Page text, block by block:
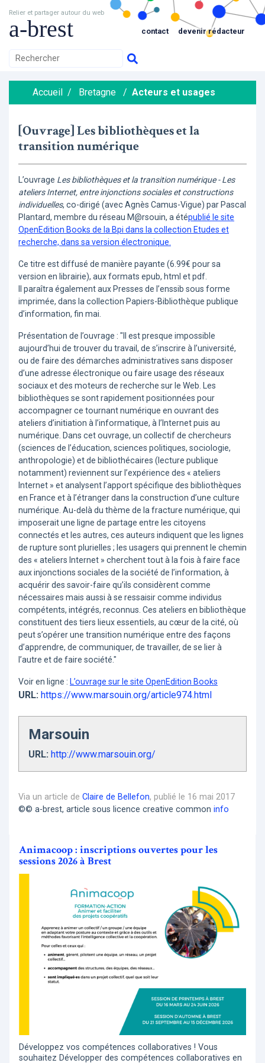
Relier et partager autour du web
a-brest contact devenir rédacteur
Accueil / Bretagne / Acteurs et usages
[Ouvrage] Les bibliothèques et la
transition numérique
L’ouvrage Les bibliothèques et la transition numérique - Les
ateliers Internet, entre injonctions sociales et constructions
individuelles, co-dirigé (avec Agnès Camus-Vigue) par Pascal
Plantard, membre du réseau M@rsouin, a étépublié le site
OpenEdition Books de la Bpi dans la collection Etudes et
recherche, dans sa version électronique.
Ce titre est diffusé de manière payante (6.99€ pour sa
version en librairie), aux formats epub, html et pdf.
Il paraîtra également aux Presses de l’enssib sous forme
imprimée, dans la collection Papiers-Bibliothèque publique
d’information, fin mai.
Présentation de l’ouvrage : "Il est presque impossible
aujourd’hui de trouver du travail, de s’inscrire à l’université,
ou de faire des démarches administratives sans disposer
d’une adresse électronique ou faire usage des réseaux
sociaux et des moteurs de recherche sur le Web. Les
bibliothèques se sont rapidement positionnées pour
accompagner ce tournant numérique en ouvrant des
ateliers d’initiation à l’informatique, à l’Internet puis au
numérique. Dans cet ouvrage, un collectif de chercheurs
(sciences de l’éducation, sciences politiques, sociologie,
anthropologie) et de bibliothécaires (lecture publique
notamment) reviennent sur l’expérience des « ateliers
Internet » et analysent l’apport spécifique des bibliothèques
en France et à l’étranger dans la construction d’une culture
numérique. Au-delà du thème de la fracture numérique, qui
imposerait une ligne de partage entre les citoyens
connectés et les autres, ces auteurs indiquent que les lignes
de rupture sont plurielles ; les usagers qui prennent le chemin
des « ateliers Internet » cherchent tout à la fois à faire face
aux injonctions sociales de la société de l’information, à
acquérir des savoir-faire qu’ils considèrent comme
nécessaires mais aussi à se ressaisir comme individus
compétents, intégrés, reconnus. Ces ateliers en bibliothèque
constituent des tiers lieux essentiels, au cœur de la cité, où
peut s’opérer une transition numérique entre des façons
d’apprendre, de communiquer, de travailler, de se lier à
l’autre et de faire société."
Voir en ligne : L’ouvrage sur le site OpenEdition Books
URL: https://www.marsouin.org/article974.html
Marsouin
URL: http://www.marsouin.org/
Via un article de Claire de Bellefon, publié le 16 mai 2017
©© a-brest, article sous licence creative common info
Animacoop : inscriptions ouvertes pour les
sessions 2026 à Brest
Développez vos compétences collaboratives ! Vous
souhaitez Développer des compétences collaboratives en